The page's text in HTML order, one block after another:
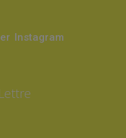
Instagram